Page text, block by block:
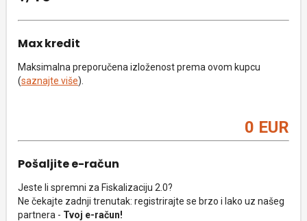
Max kredit
Maksimalna preporučena izloženost prema ovom kupcu
(saznajte više).
0 EUR
Pošaljite e-račun
Jeste li spremni za Fiskalizaciju 2.0?
Ne čekajte zadnji trenutak: registrirajte se brzo i lako uz našeg
partnera - Tvoj e-račun!